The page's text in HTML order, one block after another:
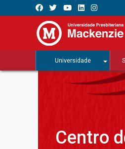
Universidade
Centro